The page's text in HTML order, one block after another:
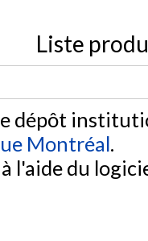
Liste
dépôt
Montréal.
l'aide du